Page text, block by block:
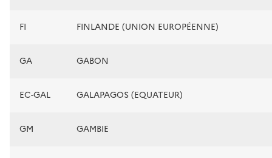
FI FINLANDE (UNION EUROPÉENNE)
GA GABON
EC-GAL GALAPAGOS (EQUATEUR)
GM GAMBIE